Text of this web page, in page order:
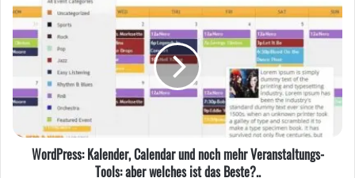
–
dann
muss
im
Nehmen
sein…
Kalender,
Calendar
und
mehr
Veranstaltungs-
Tools:
aber
welches
WordPress: Kalender, Calendar und noch mehr Veranstaltungs-
Tools: aber welches ist das Beste?..